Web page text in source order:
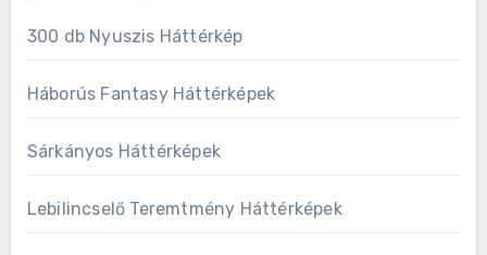
300 db Nyuszis Háttérkép
Háborús Fantasy Háttérképek
Sárkányos Háttérképek
Lebilincselő Teremtmény Háttérképek